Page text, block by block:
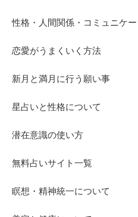
性格・人間関係・コミュニケ
恋愛がうまくいく方法
新月と満月に行う願い事
星占いと性格について
潜在意識の使い方
無料占いサイト一覧
瞑想・精神統一について